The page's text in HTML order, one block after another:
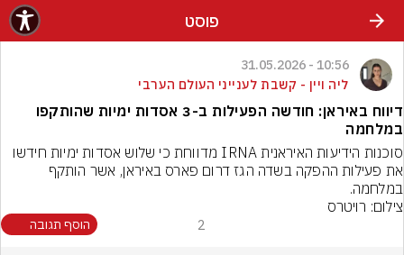
פוסט
10:56 - 31.05.2026
ליה ויין - קשבת לענייני העולם הערבי
דיווח באיראן: חודשה הפעילות ב-3 אסדות ימיות שהותקפו
במלחמה
במלחמה.
צילום: רויטרס
2 הוסף תגובה